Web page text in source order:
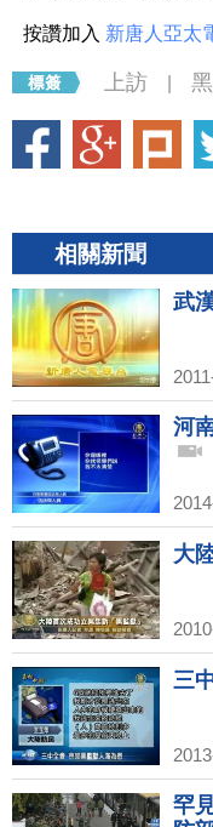
按讚加入 新唐人亞太
上訪
相關新聞
武
河
大
三
罕